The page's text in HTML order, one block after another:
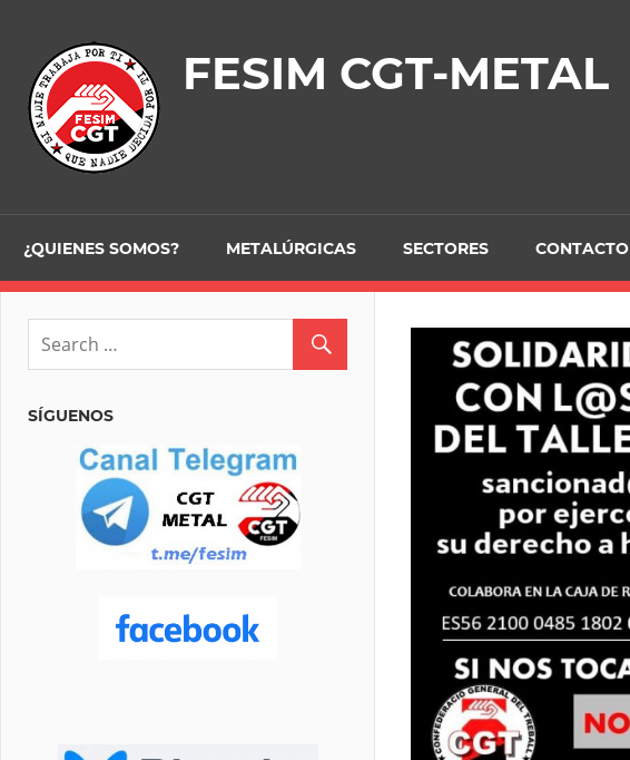
content
FESIM CGT-METAL
¿QUIENES SOMOS? METALÚRGICAS SECTORES CONTACTO
SÍGUENOS